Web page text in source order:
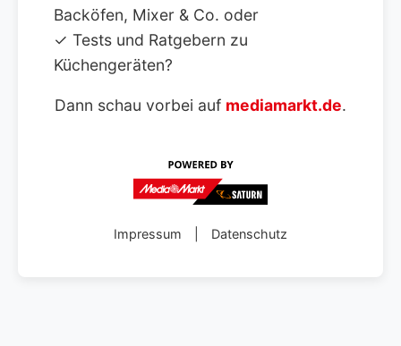
Backöfen, Mixer & Co. oder
✓ Tests und Ratgebern zu
Küchengeräten?
Dann schau vorbei auf mediamarkt.de.
Impressum Datenschutz